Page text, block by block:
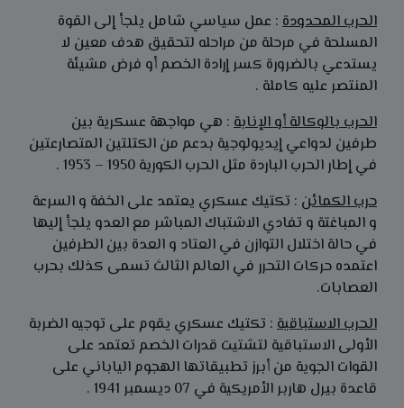
الحرب المحدودة : عمل سياسي شامل يلجأ إلى القوة
المسلحة في مرحلة من مراحله لتحقيق هدف معين لا
يستدعي بالضرورة كسر إرادة الخصم أو فرض مشيئة
المنتصر عليه كاملة .
الحرب بالوكالة أو الإنابة : هي مواجهة عسكرية بين
طرفين لدواعي إيديولوجية بدعم من الكتلتين المتصارعتين
في إطار الحرب الباردة مثل الحرب الكورية 1950 – 1953 .
حرب الكمائن : تكتيك عسكري يعتمد على الخفة و السرعة
و المباغتة و تفادي الاشتباك المباشر مع العدو يلجأ إليها
في حالة اختلال التوازن في العتاد و العدة بين الطرفين
اعتمده حركات التحرر في العالم الثالث تسمى كذلك بحرب
العصابات.
الحرب الاستباقية : تكتيك عسكري يقوم على توجيه الضربة
الأولى الاستباقية لتشتيت قدرات الخصم تعتمد على
القوات الجوية من أبرز تطبيقاتها الهجوم الياباني على
قاعدة بيرل هاربر الأمريكية في 07 ديسمبر 1941 .